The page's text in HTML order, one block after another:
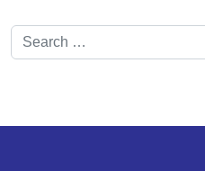
Search for: